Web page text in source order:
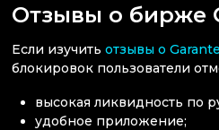
Отзывы о бирже
Если изучить отзывы о
блокировок пользователи
высокая ликвидность по
удобное приложение;